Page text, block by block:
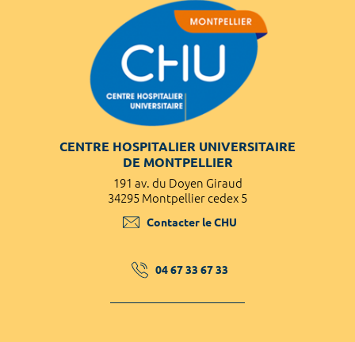
CENTRE HOSPITALIER UNIVERSITAIRE
DE MONTPELLIER
191 av. du Doyen Giraud
34295 Montpellier cedex 5
Contacter le CHU
04 67 33 67 33